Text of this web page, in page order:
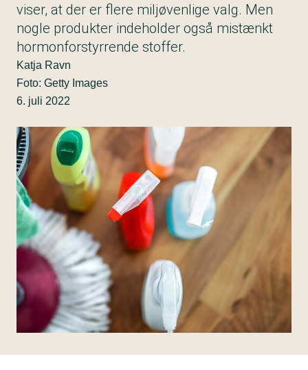
viser, at der er flere miljøvenlige valg. Men
nogle produkter indeholder også mistænkt
hormonforstyrrende stoffer.
Katja Ravn
Foto: Getty Images
6. juli 2022